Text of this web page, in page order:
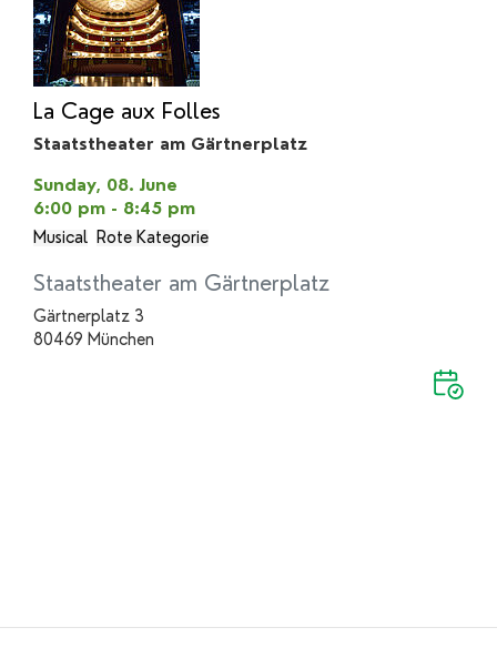
La Cage aux Folles
Staatstheater am Gärtnerplatz
Sunday, 08. June
6:00 pm - 8:45 pm
Musical Rote Kategorie
Staatstheater am Gärtnerplatz
Gärtnerplatz 3
80469 München